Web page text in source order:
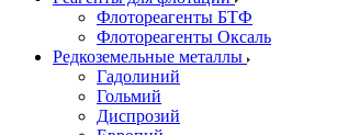
Флотореагенты БТФ
Флотореагенты Оксаль
Редкоземельные металлы
Гадолиний
Гольмий
Диспрозий